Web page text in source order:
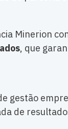
Minerion
, que
gestão
de